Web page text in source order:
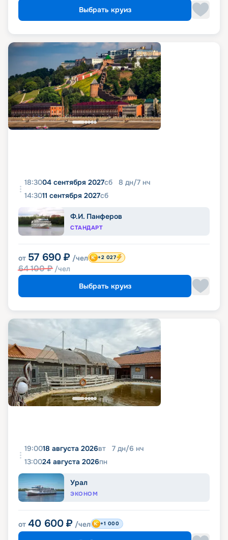
Выбрать круиз
18:3004 сентября 2027сб 8 дн/7 нч
14:3011 сентября 2027сб
Ф.И. Панферов
СТАНДАРТ
от 57 690 ₽ /чел
64 100₽ /чел
+2 027
Выбрать круиз
19:0018 августа 2026вт 7 дн/6 нч
13:0024 августа 2026пн
Урал
ЭКОНОМ
от 40 600 ₽ /чел +1 000